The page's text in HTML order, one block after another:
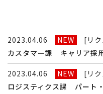
2023.04.06 NEW
[リ
カスタマー課 キャリア採
2023.04.06 NEW
[リ
ロジスティクス課 パート